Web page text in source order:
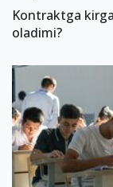
Kontraktga
oladimi?